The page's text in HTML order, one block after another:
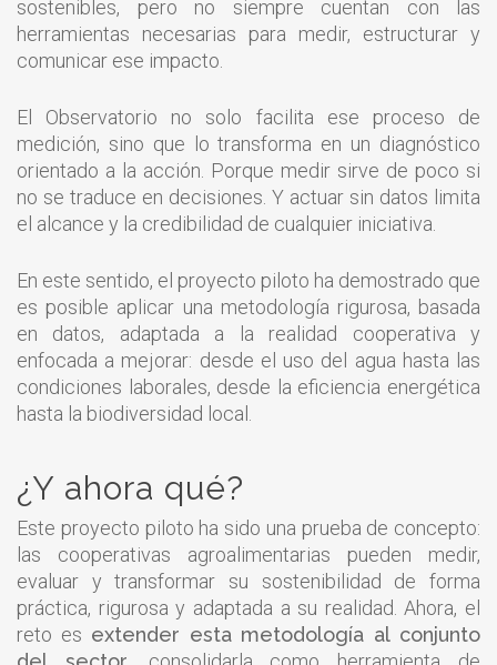
sostenibles, pero no siempre cuentan con las
herramientas necesarias para medir, estructurar y
comunicar ese impacto.
El Observatorio no solo facilita ese proceso de
medición, sino que lo transforma en un diagnóstico
orientado a la acción. Porque medir sirve de poco si
no se traduce en decisiones. Y actuar sin datos limita
el alcance y la credibilidad de cualquier iniciativa.
En este sentido, el proyecto piloto ha demostrado que
es posible aplicar una metodología rigurosa, basada
en datos, adaptada a la realidad cooperativa y
enfocada a mejorar: desde el uso del agua hasta las
condiciones laborales, desde la eficiencia energética
hasta la biodiversidad local.
¿Y ahora qué?
Este proyecto piloto ha sido una prueba de concepto:
las cooperativas agroalimentarias pueden medir,
evaluar y transformar su sostenibilidad de forma
práctica, rigurosa y adaptada a su realidad. Ahora, el
reto es extender esta metodología al conjunto